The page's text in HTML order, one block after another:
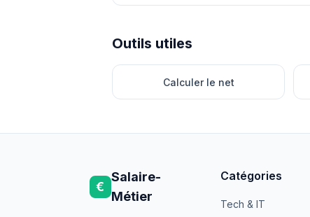
Outils utiles
Calculer le net
€
Salaire-
Métier
Catégories
Tech & IT